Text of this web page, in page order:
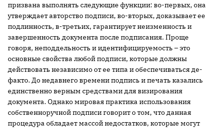
призвана выполнять следующие функции: во-первых, она
утверждает авторство подписи, во-вторых, доказывает ее
подлинность, в-третьих, гарантирует неизменность и
завершенность документа после подписания. Проще
говоря, неподдельность и идентифицируемость – это
основные свойства любой подписи, которые должны
действовать независимо от ее типа и обеспечиваться де-
факто. До недавнего времени подпись и печать казались
единственно верным средствами для визирования
документа. Однако мировая практика использования
собственноручной подписи говорит о том, что данная
процедура обладает массой недостатков, которые могут